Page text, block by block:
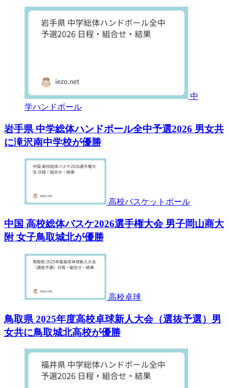
中
学ハンドボール
岩手県 中学総体ハンドボール全中予選2026 男女共
に滝沢南中学校が優勝
高校バスケットボール
中国 高校総体バスケ2026選手権大会 男子岡山商大
附 女子鳥取城北が優勝
高校卓球
鳥取県 2025年度高校卓球新人大会（選抜予選）男
女共に鳥取城北高校が優勝